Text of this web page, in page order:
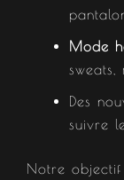
Mode
sweats,
Des
suivre
Notre